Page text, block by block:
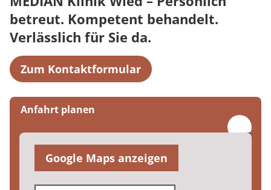
betreut. Kompetent behandelt.
Verlässlich für Sie da.
Zum Kontaktformular
Anfahrt planen
Google Maps anzeigen